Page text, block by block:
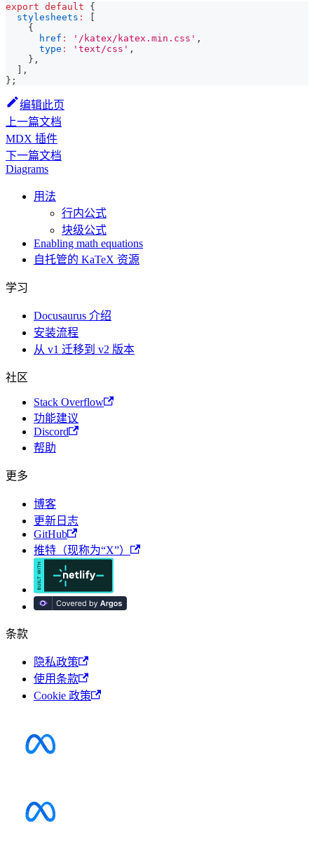
export default
{
stylesheets :
[
{
href : '/katex/katex.min.css' ,
type : 'text/css' ,
} ,
] ,
} ;
编辑此页
上一篇文档
MDX 插件
下一篇文档
Diagrams
用法
行内公式
块级公式
Enabling math equations
自托管的 KaTeX 资源
学习
Docusaurus 介绍
安装流程
从 v1 迁移到 v2 版本
社区
Stack Overflow
功能建议
Discord
帮助
更多
博客
更新日志
GitHub
推特（现称为“X”）
条款
隐私政策
使用条款
Cookie 政策